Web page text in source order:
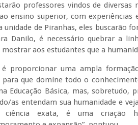
professores vindos de
ensino superior, com experiências
unidade de Piranhas, eles buscarão
Danilo, é necessário quebrar a
aos estudantes que a
proporcionar uma ampla
que domine todo o
Educação Básica, mas, sobretudo,
as entendam sua humanidade e
ciência exata, é uma criação